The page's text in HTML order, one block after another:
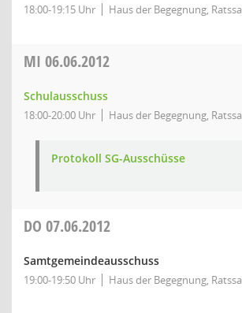
18:00-19:15 Uhr Haus der Begegnung,
MI 06.06.2012
Schulausschuss
18:00-20:00 Uhr Haus der Begegnung,
Protokoll SG-Ausschüsse
DO 07.06.2012
Samtgemeindeausschuss
19:00-19:50 Uhr Haus der Begegnung,